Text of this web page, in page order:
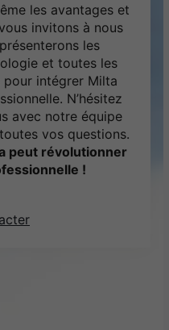
les avantages et
invitons à nous
les
et toutes les
pour intégrer Milta
N’hésitez
avec notre équipe
vos questions.
peut révolutionner
!